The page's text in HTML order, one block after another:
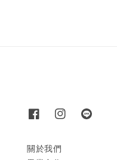
關於我們